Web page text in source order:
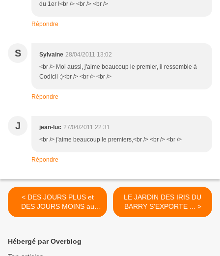
du 1er !<br /> <br /> <br />
Répondre
S Sylvaine 28/04/2011 13:02
<br /> Moi aussi, j'aime beaucoup le premier, il ressemble à
Codicil :)<br /> <br /> <br />
Répondre
J jean-luc 27/04/2011 22:31
<br /> j'aime beaucoup le premiers,<br /> <br /> <br />
Répondre
< DES JOURS PLUS et
DES JOURS MOINS au
JARDIN DES IRIS DU
LE JARDIN DES IRIS DU
BARRY S'EXPORTE ... >
Hébergé par Overblog